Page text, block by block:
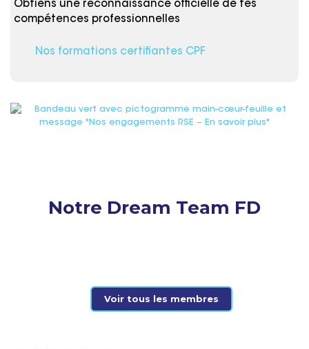
Obtiens une reconnaissance officielle de tes
compétences professionnelles
Nos formations certifiantes CPF
Notre Dream Team FD
Voir tous les membres